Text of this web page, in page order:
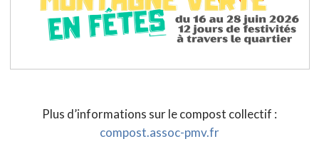
Plus d’informations sur le compost collectif :
compost.assoc-pmv.fr